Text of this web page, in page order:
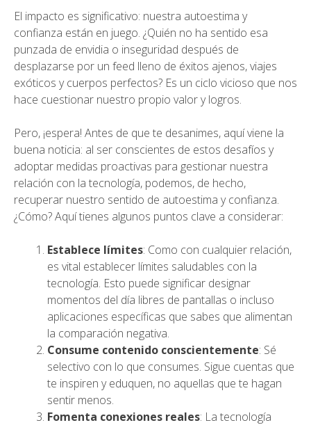
El impacto es significativo: nuestra autoestima y
confianza están en juego. ¿Quién no ha sentido esa
punzada de envidia o inseguridad después de
desplazarse por un feed lleno de éxitos ajenos, viajes
exóticos y cuerpos perfectos? Es un ciclo vicioso que nos
hace cuestionar nuestro propio valor y logros.
Pero, ¡espera! Antes de que te desanimes, aquí viene la
buena noticia: al ser conscientes de estos desafíos y
adoptar medidas proactivas para gestionar nuestra
relación con la tecnología, podemos, de hecho,
recuperar nuestro sentido de autoestima y confianza.
¿Cómo? Aquí tienes algunos puntos clave a considerar:
Establece límites: Como con cualquier relación,
es vital establecer límites saludables con la
tecnología. Esto puede significar designar
momentos del día libres de pantallas o incluso
aplicaciones específicas que sabes que alimentan
la comparación negativa.
Consume contenido conscientemente: Sé
selectivo con lo que consumes. Sigue cuentas que
te inspiren y eduquen, no aquellas que te hagan
sentir menos.
Fomenta conexiones reales: La tecnología